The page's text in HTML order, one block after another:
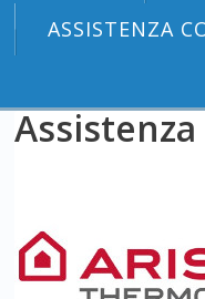
ASSISTENZA